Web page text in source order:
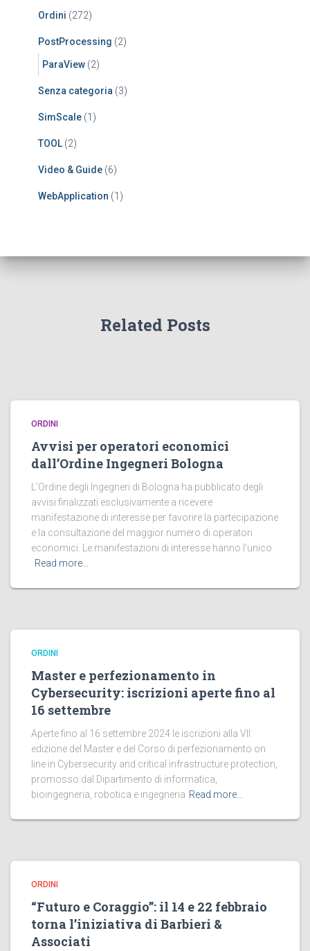
Ordini (272)
PostProcessing (2)
ParaView (2)
Senza categoria (3)
SimScale (1)
TOOL (2)
Video & Guide (6)
WebApplication (1)
Related Posts
ORDINI
Avvisi per operatori economici
dall’Ordine Ingegneri Bologna
L’Ordine degli Ingegneri di Bologna ha pubblicato degli
avvisi finalizzati esclusivamente a ricevere
manifestazione di interesse per favorire la partecipazione
e la consultazione del maggior numero di operatori
economici. Le manifestazioni di interesse hanno l’unico
Read more…
ORDINI
Master e perfezionamento in
Cybersecurity: iscrizioni aperte fino al
16 settembre
Aperte fino al 16 settembre 2024 le iscrizioni alla VII
edizione del Master e del Corso di perfezionamento on
line in Cybersecurity and critical infrastructure protection,
promosso dal Dipartimento di informatica,
bioingegneria, robotica e ingegneria Read more…
ORDINI
“Futuro e Coraggio”: il 14 e 22 febbraio
torna l’iniziativa di Barbieri &
Associati